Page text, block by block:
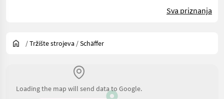
Sva priznanja
/Tržište strojeva /Schäffer
Loading the map will send data to Google.